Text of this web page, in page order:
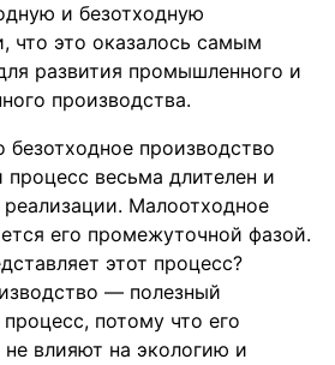
и безотходную
что это оказалось самым
развития промышленного и
производства.
безотходное производство
процесс весьма длителен и
реализации. Малоотходное
его промежуточной фазой.
этот процесс?
— полезный
потому что его
не влияют на экологию и